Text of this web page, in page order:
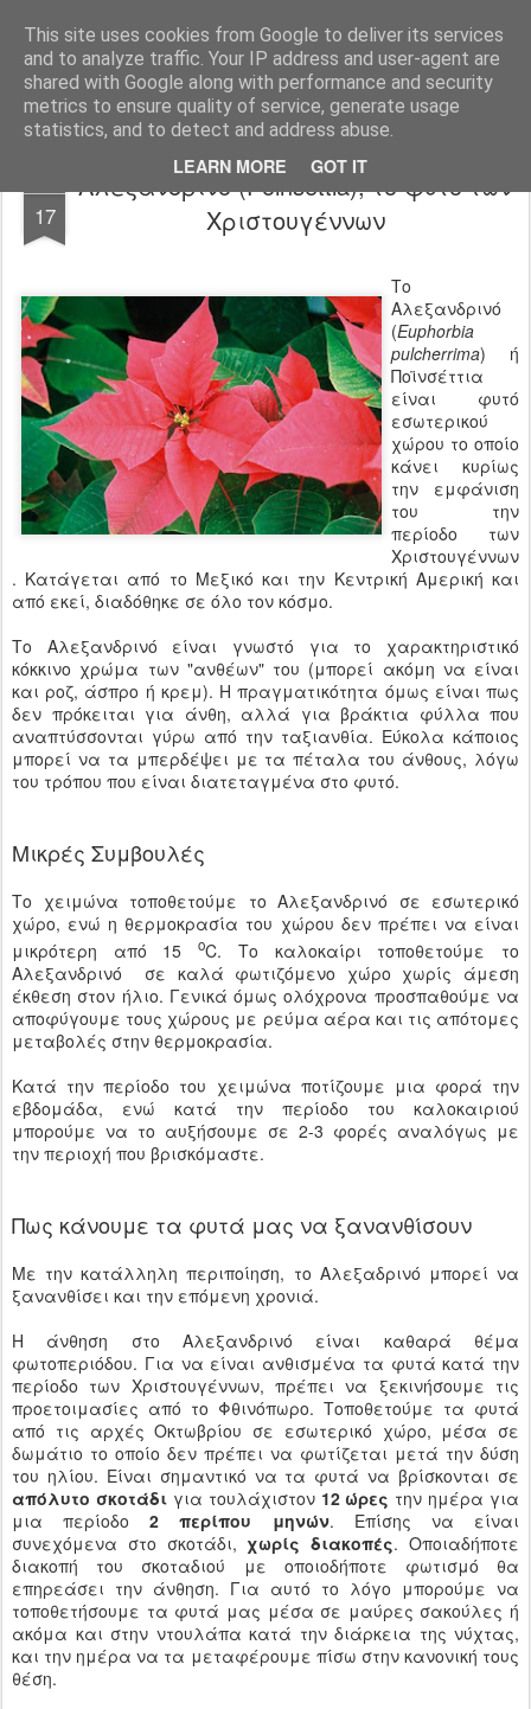
This site uses cookies from Google to deliver its services
and to analyze traffic. Your IP address and user-agent are
shared with Google along with performance and security
metrics to ensure quality of service, generate usage
statistics, and to detect and address abuse.
LEARN MORE GOT IT
Agro-Help.gr
17
Αλεξανδρινό (Poinsettia), το φυτό των
Χριστουγέννων
Το
Αλεξανδρινό
(Euphorbia
pulcherrima) ή
Ποϊνσέττια
είναι φυτό
εσωτερικού
χώρου το οποίο
κάνει κυρίως
την εμφάνιση
του την
περίοδο των
Χριστουγέννων
. Κατάγεται από το Μεξικό και την Κεντρική Αμερική και
από εκεί, διαδόθηκε σε όλο τον κόσμο.
Το Αλεξανδρινό είναι γνωστό για το χαρακτηριστικό
κόκκινο χρώμα των "ανθέων" του (μπορεί ακόμη να είναι
και ροζ, άσπρο ή κρεμ). Η πραγματικότητα όμως είναι πως
δεν πρόκειται για άνθη, αλλά για βράκτια φύλλα που
αναπτύσσονται γύρω από την ταξιανθία. Εύκολα κάποιος
μπορεί να τα μπερδέψει με τα πέταλα του άνθους, λόγω
του τρόπου που είναι διατεταγμένα στο φυτό.
Μικρές Συμβουλές
Το χειμώνα τοποθετούμε το Αλεξανδρινό σε εσωτερικό
χώρο, ενώ η θερμοκρασία του χώρου δεν πρέπει να είναι
μικρότερη από 15oC. Το καλοκαίρι τοποθετούμε το
Αλεξανδρινό σε καλά φωτιζόμενο χώρο χωρίς άμεση
έκθεση στον ήλιο. Γενικά όμως ολόχρονα προσπαθούμε να
αποφύγουμε τους χώρους με ρεύμα αέρα και τις απότομες
μεταβολές στην θερμοκρασία.
Κατά την περίοδο του χειμώνα ποτίζουμε μια φορά την
εβδομάδα, ενώ κατά την περίοδο του καλοκαιριού
μπορούμε να το αυξήσουμε σε 2-3 φορές αναλόγως με
την περιοχή που βρισκόμαστε.
Πως κάνουμε τα φυτά μας να ξανανθίσουν
Με την κατάλληλη περιποίηση, το Αλεξαδρινό μπορεί να
ξανανθίσει και την επόμενη χρονιά.
Η άνθηση στο Αλεξανδρινό είναι καθαρά θέμα
φωτοπεριόδου. Για να είναι ανθισμένα τα φυτά κατά την
περίοδο των Χριστουγέννων, πρέπει να ξεκινήσουμε τις
προετοιμασίες από το Φθινόπωρο. Τοποθετούμε τα φυτά
από τις αρχές Οκτωβρίου σε εσωτερικό χώρο, μέσα σε
δωμάτιο το οποίο δεν πρέπει να φωτίζεται μετά την δύση
του ηλίου. Είναι σημαντικό να τα φυτά να βρίσκονται σε
απόλυτο σκοτάδιγια τουλάχιστον 12 ώρες την ημέρα για
μια περίοδο2 περίπου μηνών. Επίσης να είναι
συνεχόμενα στο σκοτάδι, χωρίς διακοπές. Οποιαδήποτε
διακοπή του σκοταδιού με οποιοδήποτε φωτισμό θα
επηρεάσει την άνθηση. Για αυτό το λόγο μπορούμε να
τοποθετήσουμε τα φυτά μας μέσα σε μαύρες σακούλες ή
ακόμα και στην ντουλάπα κατά την διάρκεια της νύχτας,
και την ημέρα να τα μεταφέρουμε πίσω στην κανονική τους
θέση.